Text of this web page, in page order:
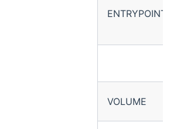
ENTRYPOINT
VOLUME